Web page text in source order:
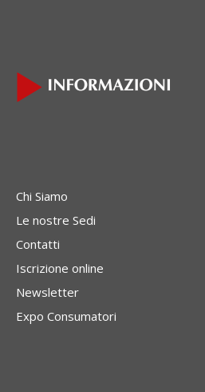
Chi Siamo
Le nostre Sedi
Contatti
Iscrizione online
Newsletter
Expo Consumatori